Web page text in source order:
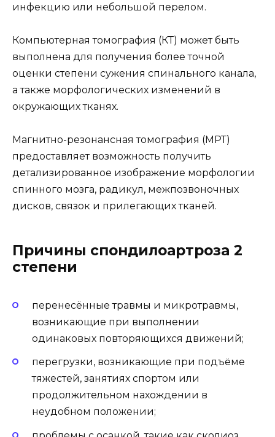
инфекцию или небольшой перелом.
Компьютерная томография (КТ) может быть
выполнена для получения более точной
оценки степени сужения спинального канала,
а также морфологических изменений в
окружающих тканях.
Магнитно-резонансная томография (МРТ)
предоставляет возможность получить
детализированное изображение морфологии
спинного мозга, радикул, межпозвоночных
дисков, связок и прилегающих тканей.
Причины спондилоартроза 2
степени
перенесённые травмы и микротравмы,
возникающие при выполнении
одинаковых повторяющихся движений;
перегрузки, возникающие при подъёме
тяжестей, занятиях спортом или
продолжительном нахождении в
неудобном положении;